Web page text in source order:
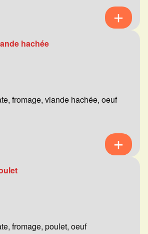
hachée
fromage, viande hachée, oeuf
fromage, poulet, oeuf